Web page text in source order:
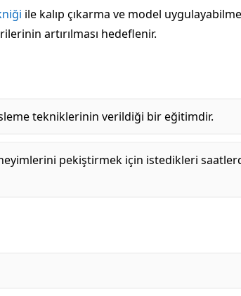
ile kalıp çıkarma ve model
artırılması hedeflenir.
tekniklerinin verildiği bir eğitimdir.
pekiştirmek için istedikleri